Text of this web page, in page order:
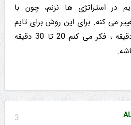
در استراتژی ها نزنم، چون با
می کنه. برای این روش برای تایم
فریم 5 دقیقه ، فکر می کنم 20 تا 30 دقیقه
3